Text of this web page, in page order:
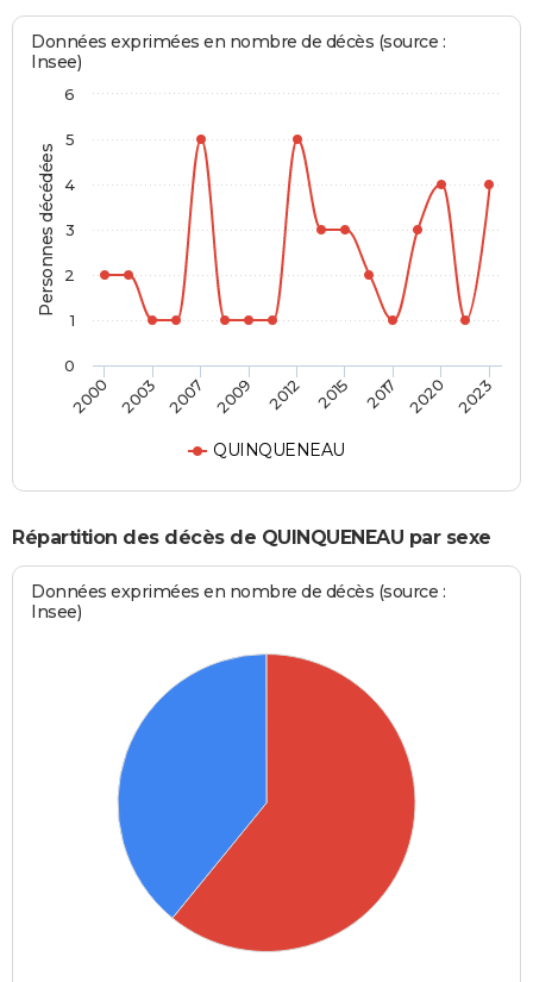
Personnes décédées
Données exprimées en nombre de décès (source :
Insee)
QUINQUENEAU
2000 2003 2007 2009 2012 2015 2017 2020 2023
0
1
2
3
4
5
6
Répartition des décès de QUINQUENEAU par sexe
Données exprimées en nombre de décès (source :
Insee)